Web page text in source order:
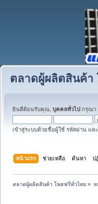
ตลาดผู้ผลิตสินค้า
ยินดีต้อนรับคุณ, บุคคลทั่วไป กรุณา
เข้าสู่ระบบด้วยชื่อผู้ใช้ รหัสผ่าน แล
หน้าแรก ช่วยเหลือ ค้นหา ป
ตลาดผู้ผลิตสินค้า โพสฟรีทั่วไทย » ห